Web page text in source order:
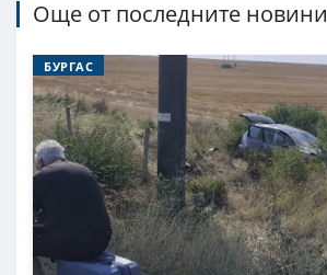
Още от последните новини
БУРГАС